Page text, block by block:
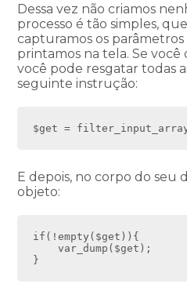
Dessa vez não criamos
processo é tão simples,
capturamos os parâmetros
printamos na tela. Se você
você pode resgatar todas
seguinte instrução:
$get =
E depois, no corpo do seu
objeto:
if(!empty($get)){
    var_dump($get);
}